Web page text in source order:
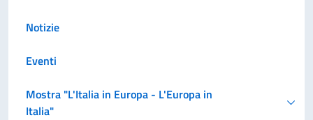
Notizie
Eventi
Mostra "L'Italia in Europa - L'Europa in
Italia"